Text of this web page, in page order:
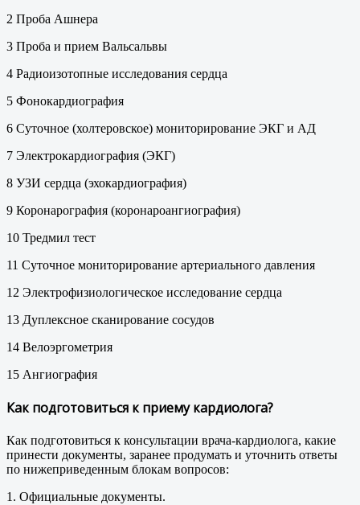
2 Проба Ашнера
3 Проба и прием Вальсальвы
4 Радиоизотопные исследования сердца
5 Фонокардиография
6 Суточное (холтеровское) мониторирование ЭКГ и АД
7 Электрокардиография (ЭКГ)
8 УЗИ сердца (эхокардиография)
9 Коронарография (коронароангиография)
10 Тредмил тест
11 Суточное мониторирование артериального давления
12 Электрофизиологическое исследование сердца
13 Дуплексное сканирование сосудов
14 Велоэргометрия
15 Ангиография
Как подготовиться к приему кардиолога?
Как подготовиться к консультации врача-кардиолога, какие
принести документы, заранее продумать и уточнить ответы
по нижеприведенным блокам вопросов:
1. Официальные документы.